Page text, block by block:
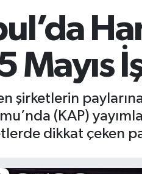
şirketlerin
(KAP)
dikkat çeken